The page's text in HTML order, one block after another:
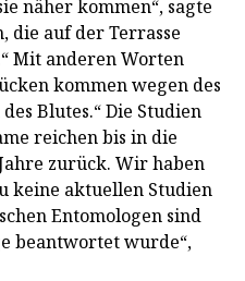
näher kommen“, sagte
die auf der Terrasse
Mit anderen Worten
kommen wegen des
Blutes.“ Die Studien
reichen bis in die
zurück. Wir haben
keine aktuellen Studien
Entomologen sind
beantwortet wurde“,